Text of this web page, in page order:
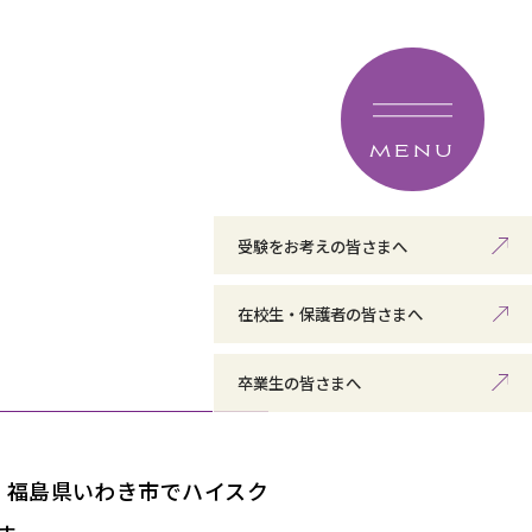
MENU
受験をお考えの皆さまへ
在校生・保護者の皆さまへ
卒業生の皆さまへ
島県いわき市でハイスク